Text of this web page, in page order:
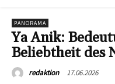
PANORAMA
Ya Anik:
Beliebtheit des
redaktion 17.06.2026